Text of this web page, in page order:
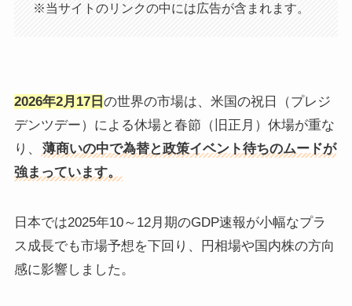
※当サイトのリンクの中には広告が含まれます。
2026年2月17日 の世界の市場は、米国の祝日（プレジ
デンツデー）による休場と春節（旧正月）休場が重な
り、
薄商いの中で為替と政策イベント待ちのムードが
強まっています。
日本では2025年10～12月期のGDP速報が小幅なプラ
ス成長でも市場予想を下回り、円相場や国内株の方向
感に影響しました。